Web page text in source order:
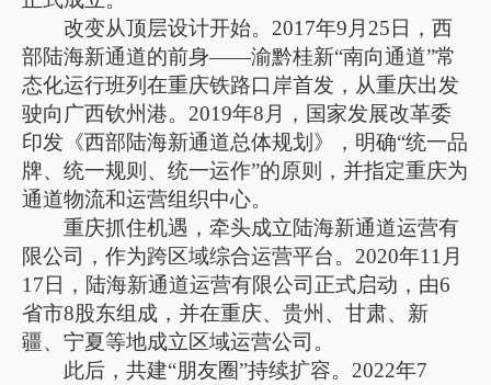
改变从顶层设计开始。2017年9月25日，西
部陆海新通道的前身——渝黔桂新“南向通道”常
态化运行班列在重庆铁路口岸首发，从重庆出发
驶向广西钦州港。2019年8月，国家发展改革委
印发《西部陆海新通道总体规划》，明确“统一品
牌、统一规则、统一运作”的原则，并指定重庆为
通道物流和运营组织中心。
重庆抓住机遇，牵头成立陆海新通道运营有
限公司，作为跨区域综合运营平台。2020年11月
17日，陆海新通道运营有限公司正式启动，由6
省市8股东组成，并在重庆、贵州、甘肃、新
疆、宁夏等地成立区域运营公司。
此后，共建“朋友圈”持续扩容。2022年7